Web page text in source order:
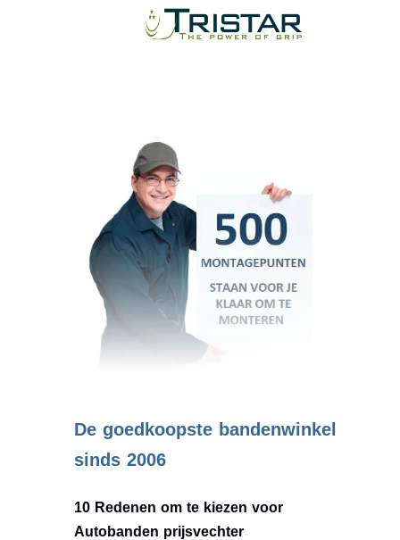
De goedkoopste bandenwinkel
sinds 2006
10 Redenen om te kiezen voor
Autobanden prijsvechter